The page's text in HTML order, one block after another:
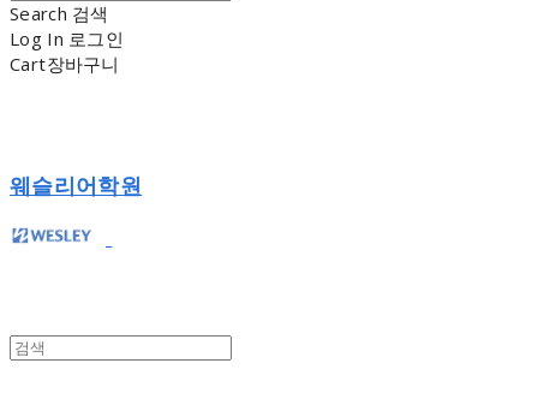
Search 검색
Log In 로그인
Cart장바구니
웨슬리어학원